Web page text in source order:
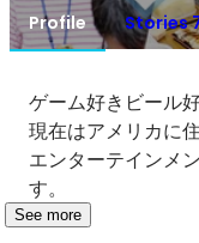
Profile Stories
ゲーム好きビール
現在はアメリカに
エンターテインメ
す。
See more